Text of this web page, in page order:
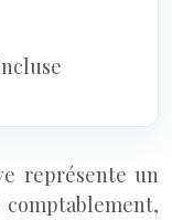
représente un